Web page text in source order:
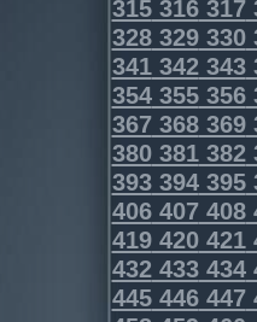
315316317
328329330
341342343
354355356
367368369
380381382
393394395
406407408
419420421
432433434
445446447